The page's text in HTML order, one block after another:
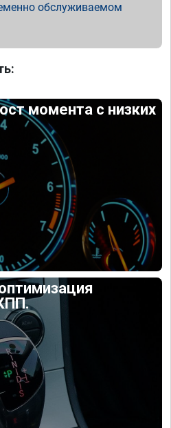
обслуживаемом
момента с низких